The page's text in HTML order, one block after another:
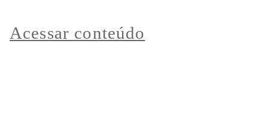
Acessar conteúdo